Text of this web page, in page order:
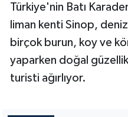
Türkiye'nin Batı
liman kenti Sinop,
birçok burun, koy ve
yaparken doğal
turisti ağırlıyor.